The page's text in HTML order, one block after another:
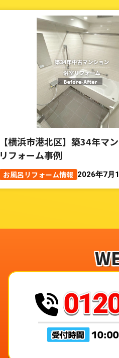
【横浜市港北区】築34年マ
リフォーム事例
お風呂リフォーム情報 2026年7月